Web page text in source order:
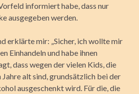
informiert habe, dass nur
ausgegeben werden.
erklärte mir: „Sicher, ich wollte mir
Einhandeln und habe ihnen
dass wegen der vielen Kids, die
Jahre alt sind, grundsätzlich bei der
ausgeschenkt wird. Für die, die